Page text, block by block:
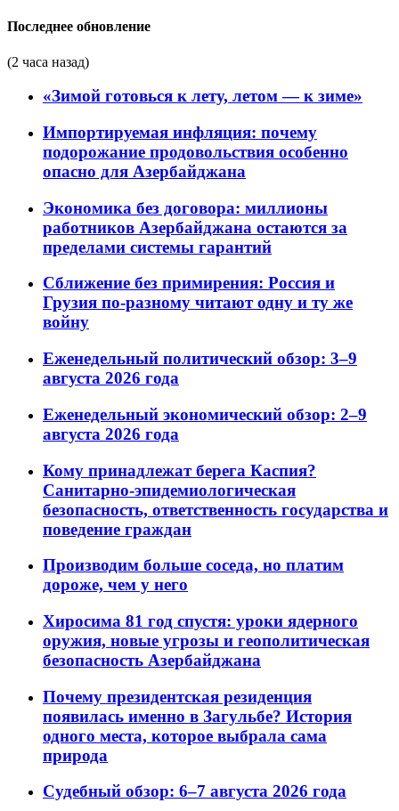
Последнее обновление
(2 часа назад)
«Зимой готовься к лету, летом — к зиме»
Импортируемая инфляция: почему
подорожание продовольствия особенно
опасно для Азербайджана
Экономика без договора: миллионы
работников Азербайджана остаются за
пределами системы гарантий
Сближение без примирения: Россия и
Грузия по-разному читают одну и ту же
войну
Еженедельный политический обзор: 3–9
августа 2026 года
Еженедельный экономический обзор: 2–9
августа 2026 года
Кому принадлежат берега Каспия?
Санитарно-эпидемиологическая
безопасность, ответственность государства и
поведение граждан
Производим больше соседа, но платим
дороже, чем у него
Хиросима 81 год спустя: уроки ядерного
оружия, новые угрозы и геополитическая
безопасность Азербайджана
Почему президентская резиденция
появилась именно в Загульбе? История
одного места, которое выбрала сама
природа
Судебный обзор: 6–7 августа 2026 года